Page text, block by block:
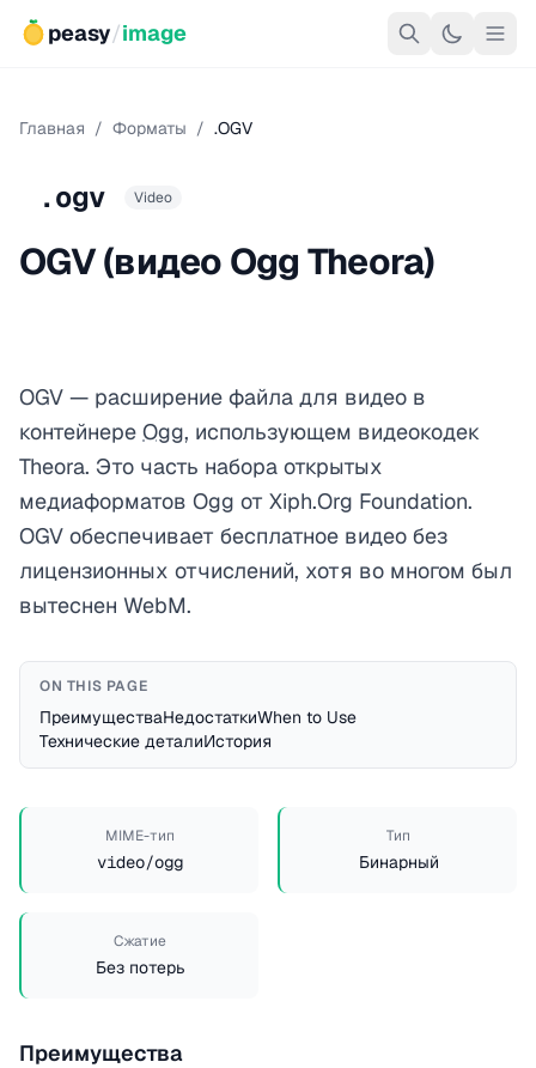
peasy/image
Главная / Форматы / .OGV
.ogv Video
OGV (видео Ogg Theora)
OGV — расширение файла для видео в
контейнере Ogg, использующем видеокодек
Theora. Это часть набора открытых
медиаформатов Ogg от Xiph.Org Foundation.
OGV обеспечивает бесплатное видео без
лицензионных отчислений, хотя во многом был
вытеснен WebM.
ON THIS PAGE
ПреимуществаНедостаткиWhen to Use
Технические деталиИстория
MIME-тип
video/ogg
Тип
Бинарный
Сжатие
Без потерь
Преимущества